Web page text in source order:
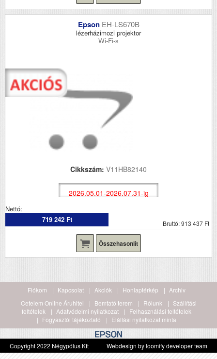
Epson EH-LS670B
lézerházimozi projektor
Wi-Fi-s
Cikkszám: V11HB82140
2026.05.01-2026.07.31-ig
Nettó:
719 242 Ft
Bruttó: 913 437 Ft
Összehasonlít
Fiókom Kapcsolat Akciók Honlaptérkép
Archiv
Cetelem Online Áruhitel
Bemtató terem Rólunk
Szállítási
feltételek
Adatvédelmi nyilatkozat
Felhasználási feltételek
Fogyasztói tájékoztató
Elállási nyilatkozat minta
Copyright 2022 Négypólus Kft Webdesign by loomify developer team